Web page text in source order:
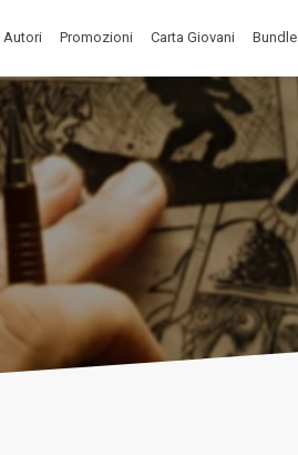
Autori Promozioni Carta Giovani Bundle